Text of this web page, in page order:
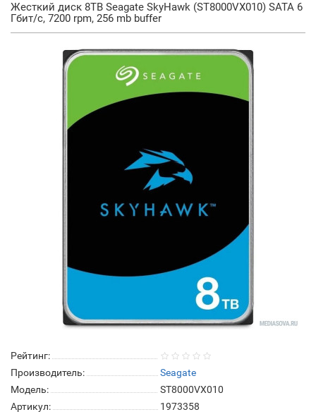
Жесткий диск 8TB Seagate SkyHawk (ST8000VX010) SATA 6
Гбит/с, 7200 rpm, 256 mb buffer
Рейтинг:
Производитель:
Seagate
Модель:
ST8000VX010
Артикул:
1973358